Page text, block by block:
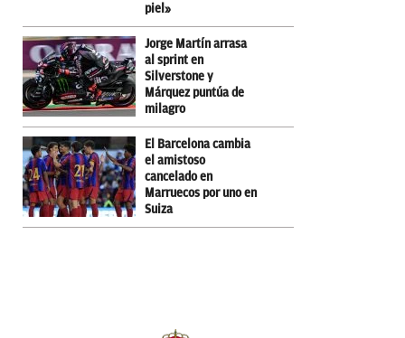
piel»
Jorge Martín arrasa
al sprint en
Silverstone y
Márquez puntúa de
milagro
El Barcelona cambia
el amistoso
cancelado en
Marruecos por uno en
Suiza